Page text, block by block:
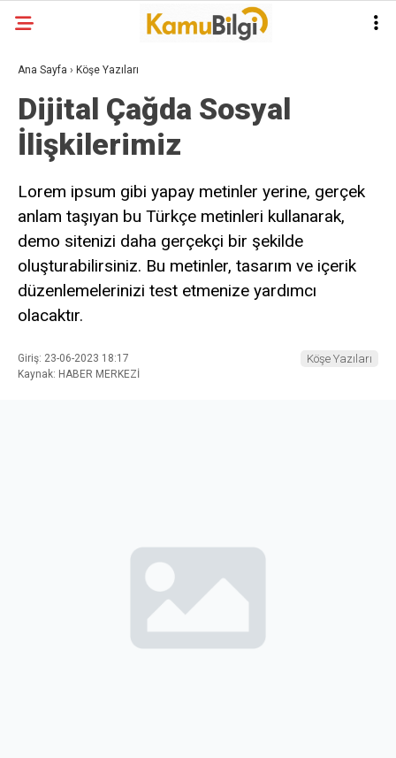
Ana Sayfa › Köşe Yazıları
Dijital Çağda Sosyal
İlişkilerimiz
Lorem ipsum gibi yapay metinler yerine, gerçek
anlam taşıyan bu Türkçe metinleri kullanarak,
demo sitenizi daha gerçekçi bir şekilde
oluşturabilirsiniz. Bu metinler, tasarım ve içerik
düzenlemelerinizi test etmenize yardımcı
olacaktır.
Giriş: 23-06-2023 18:17
Kaynak: HABER MERKEZİ
Köşe Yazıları